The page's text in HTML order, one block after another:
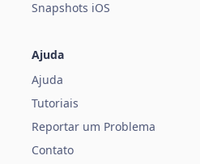
Snapshots iOS
Ajuda
Ajuda
Tutoriais
Reportar um Problema
Contato